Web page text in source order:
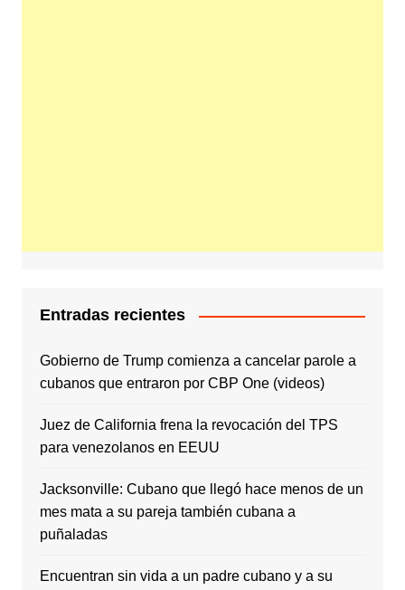
Entradas recientes
Gobierno de Trump comienza a cancelar parole a
cubanos que entraron por CBP One (videos)
Juez de California frena la revocación del TPS
para venezolanos en EEUU
Jacksonville: Cubano que llegó hace menos de un
mes mata a su pareja también cubana a
puñaladas
Encuentran sin vida a un padre cubano y a su